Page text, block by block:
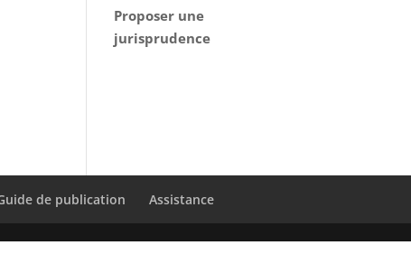
Proposer une
jurisprudence
de publication Assistance